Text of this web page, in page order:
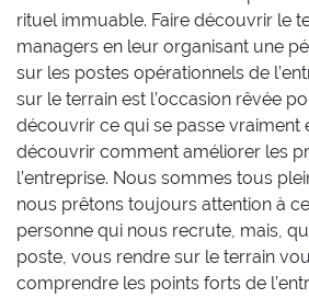
rituel immuable. Faire découvrir le
managers en leur organisant une
sur les postes opérationnels de
sur le terrain est l’occasion rêvée
découvrir ce qui se passe vraiment
découvrir comment améliorer les
l’entreprise. Nous sommes tous
nous prêtons toujours attention à
personne qui nous recrute, mais,
poste, vous rendre sur le terrain
comprendre les points forts de